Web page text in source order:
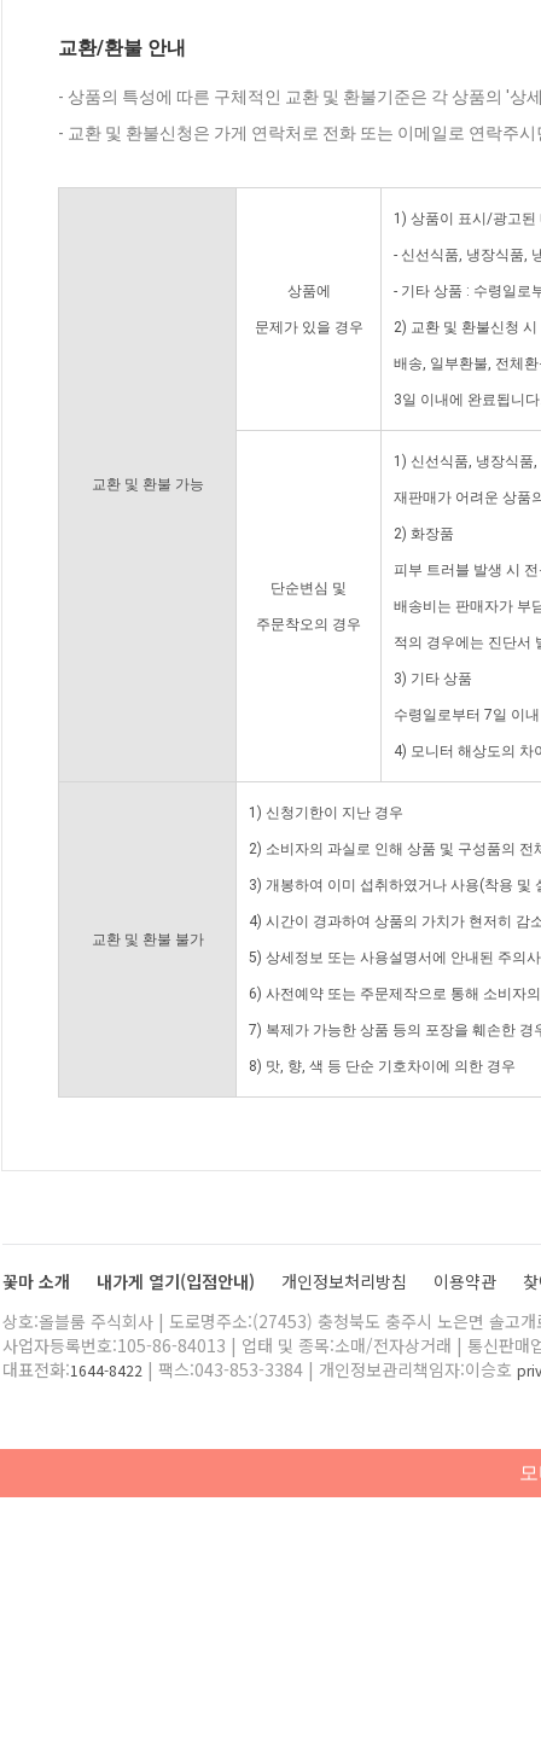
교환/환불 안내
- 상품의 특성에 따른 구체적인 교환 및 환불기준은 각 상품의 '상
- 교환 및 환불신청은 가게 연락처로 전화 또는 이메일로 연락주
교환 및 환불 가능
상품에
문제가 있을 경우
1) 상품이 표시/광고된
- 신선식품, 냉장식품,
- 기타 상품 : 수령일로
2) 교환 및 환불신청
배송, 일부환불, 전체
3일 이내에 완료됩니
단순변심 및
주문착오의 경우
1) 신선식품, 냉장식품
재판매가 어려운 상품
2) 화장품
피부 트러블 발생 시
배송비는 판매자가 부
적의 경우에는 진단서
3) 기타 상품
수령일로부터 7일 이
4) 모니터 해상도의 차
교환 및 환불 불가
1) 신청기한이 지난 경우
2) 소비자의 과실로 인해 상품 및 구성품의
3) 개봉하여 이미 섭취하였거나 사용(착용 및
4) 시간이 경과하여 상품의 가치가 현저히 감
5) 상세정보 또는 사용설명서에 안내된 주의
6) 사전예약 또는 주문제작으로 통해 소비자
7) 복제가 가능한 상품 등의 포장을 훼손한 경
8) 맛, 향, 색 등 단순 기호차이에 의한 경우
꽃마 소개 내가게 열기(입점안내) 개인정보처리방침 이용약관
상호:올블룸 주식회사 | 도로명주소:(27453) 충청북도 충주시 노은면 솔고
사업자등록번호:105-86-84013 | 업태 및 종목:소매/전자상거래 | 통신판매
대표전화:1644-8422 | 팩스:043-853-3384 | 개인정보관리책임자:이승호